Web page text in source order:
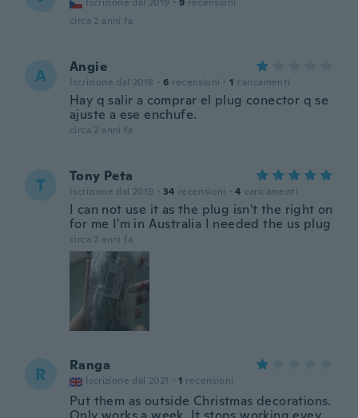
circa 2 anni fa
A Angie
Iscrizione dal 2018 · 6 recensioni · 1 caricamenti
Hay q salir a comprar el plug conector q se
ajuste a ese enchufe.
circa 2 anni fa
T Tony Peta
Iscrizione dal 2019 · 34 recensioni · 4 caricamenti
I can not use it as the plug isn't the right on
for me I'm in Australia I needed the us plug
circa 2 anni fa
R Ranga
Iscrizione dal 2021 · 1 recensioni
Put them as outside Christmas decorations.